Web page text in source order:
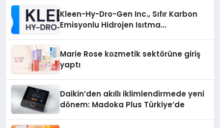
Kleen-Hy-Dro-Gen Inc., Sıfır Karbon
Emisyonlu Hidrojen Isıtma
Marie Rose kozmetik sektörüne giriş
yaptı
Daikin’den akıllı iklimlendirmede yeni
dönem: Madoka Plus Türkiye’de